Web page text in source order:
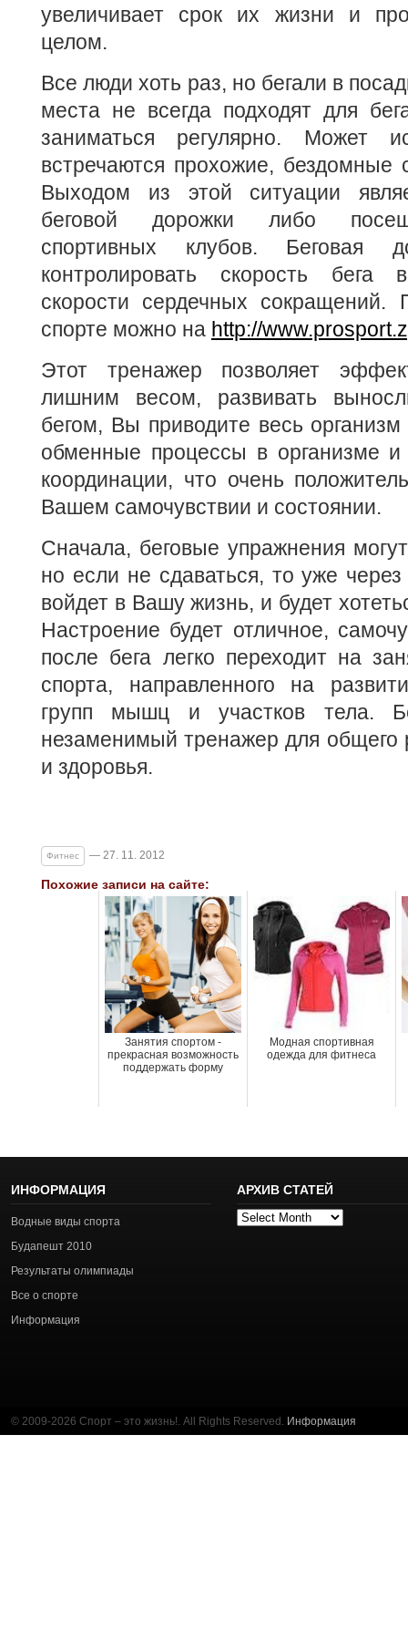
увеличивает срок их жизни и
целом.
Все люди хоть раз, но бегали в
места не всегда подходят для
заниматься регулярно. Может
встречаются прохожие, бездомные
Выходом из этой ситуации
беговой дорожки либо
спортивных клубов. Беговая
контролировать скорость бега
скорости сердечных сокращений.
спорте можно на http://
Этот тренажер позволяет
лишним весом, развивать
бегом, Вы приводите весь
обменные процессы в организме и
координации, что очень
Вашем самочувствии и состоянии.
Сначала, беговые упражнения
но если не сдаваться, то уже
войдет в Вашу жизнь, и будет
Настроение будет отличное,
после бега легко переходит на
спорта, направленного на
групп мышц и участков тела.
незаменимый тренажер для общего
и здоровья.
Фитнес — 27. 11. 2012
Похожие записи на сайте:
Занятия спортом -
прекрасная возможность
поддержать форму
Модная спортивная
одежда для фитнеса
ИНФОРМАЦИЯ
Водные виды спорта
Будапешт 2010
Результаты олимпиады
Все о спорте
Информация
АРХИВ СТАТЕЙ
Архив
© 2009-2026 Спорт – это жизнь!. All Rights Reserved. Информация